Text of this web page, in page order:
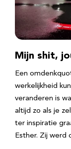
Mijn shit,
Een
werkelijkheid
veranderen is
altijd zo als je
ter inspiratie
Esther. Zij werd